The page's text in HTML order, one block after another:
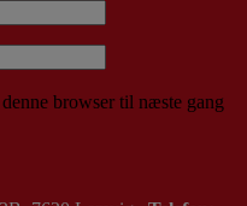
browser til næste gang